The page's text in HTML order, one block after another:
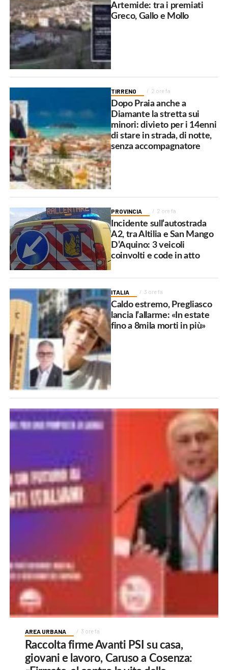
Artemide: tra i premiati
Greco, Gallo e Mollo
TIRRENO 2 ore fa
Dopo Praia anche a
Diamante la stretta sui
minori: divieto per i 14enni
di stare in strada, di notte,
senza accompagnatore
PROVINCIA 2 ore fa
Incidente sull’autostrada
A2, tra Altilia e San Mango
D’Aquino: 3 veicoli
coinvolti e code in atto
ITALIA 3 ore fa
Caldo estremo, Pregliasco
lancia l’allarme: «In estate
fino a 8mila morti in più»
AREA URBANA 3 ore fa
Raccolta firme Avanti PSI su casa,
giovani e lavoro, Caruso a Cosenza: